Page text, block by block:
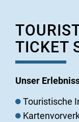
TICKET
Unser
Touristische